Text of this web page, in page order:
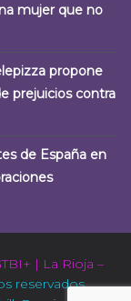
mujer que no
propone
prejuicios contra
de España en
| La Rioja –
reservados.